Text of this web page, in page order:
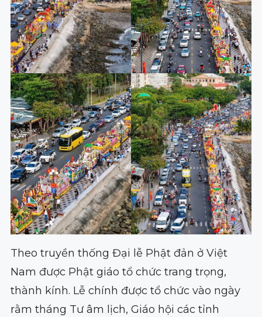
Theo truyền thống Đại lễ Phật đản ở Việt
Nam được Phật giáo tổ chức trang trọng,
thành kính. Lễ chính được tổ chức vào ngày
rằm tháng Tư âm lịch, Giáo hội các tỉnh